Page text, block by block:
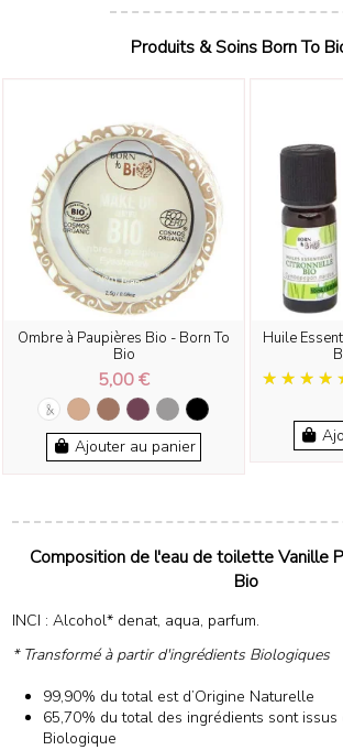
Produits & Soins Born To
Ombre à Paupières Bio - Born To
Bio
5,00 €
Ajouter au panier
Huile
Composition de l'eau de toilette Vanille
Bio
INCI : Alcohol* denat, aqua, parfum.
* Transformé à partir d'ingrédients Biologiques
99,90% du total est d’Origine Naturelle
65,70% du total des ingrédients sont issus
Biologique